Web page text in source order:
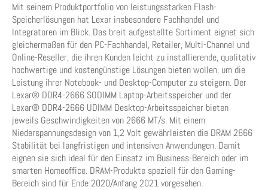
Mit seinem Produktportfolio von leistungsstarken Flash-
Speicherlösungen hat Lexar insbesondere Fachhandel und
Integratoren im Blick. Das breit aufgestellte Sortiment eignet sich
gleichermaßen für den PC-Fachhandel, Retailer, Multi-Channel und
Online-Reseller, die ihren Kunden leicht zu installierende, qualitativ
hochwertige und kostengünstige Lösungen bieten wollen, um die
Leistung ihrer Notebook- und Desktop-Computer zu steigern. Der
Lexar® DDR4-2666 SODIMM Laptop-Arbeitsspeicher und der
Lexar® DDR4-2666 UDIMM Desktop-Arbeitsspeicher bieten
jeweils Geschwindigkeiten von 2666 MT/s. Mit einem
Niederspannungsdesign von 1,2 Volt gewährleisten die DRAM 2666
Stabilität bei langfristigen und intensiven Anwendungen. Damit
eignen sie sich ideal für den Einsatz im Business-Bereich oder im
smarten Homeoffice. DRAM-Produkte speziell für den Gaming-
Bereich sind für Ende 2020/Anfang 2021 vorgesehen.